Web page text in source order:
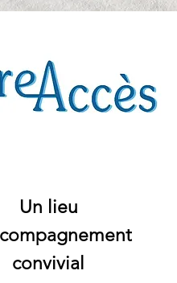
chez
Un lieu
convivial